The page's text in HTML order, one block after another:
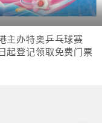
主办特奥乒乓球赛
起登记领取免费门票